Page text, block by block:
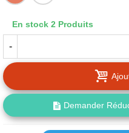
(L)
(L)
(L)
OXYDE
(LW
En stock 2 Produits
-
Demander